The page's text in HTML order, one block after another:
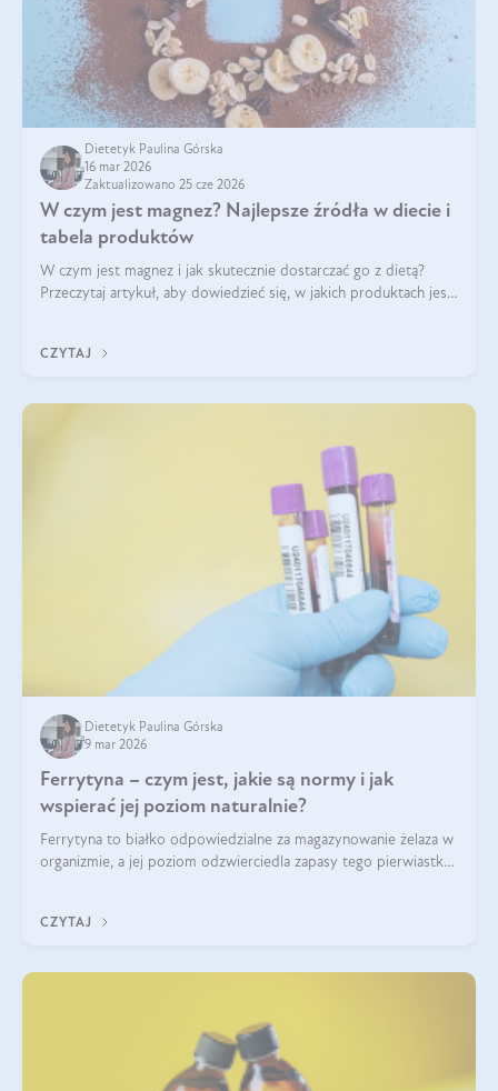
Dietetyk Paulina Górska
16 mar 2026
Zaktualizowano 25 cze 2026
W czym jest magnez? Najlepsze źródła w diecie i
tabela produktów
W czym jest magnez i jak skutecznie dostarczać go z dietą?
Przeczytaj artykuł, aby dowiedzieć się, w jakich produktach jest
CZYTAJ
Dietetyk Paulina Górska
9 mar 2026
Ferrytyna – czym jest, jakie są normy i jak
wspierać jej poziom naturalnie?
Ferrytyna to białko odpowiedzialne za magazynowanie żelaza w
organizmie, a jej poziom odzwierciedla zapasy tego pierwiastka.
funkcjonowanie (
CZYTAJ